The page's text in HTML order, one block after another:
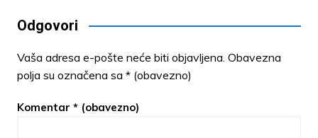
Odgovori
Vaša adresa e-pošte neće biti objavljena. Obavezna
polja su označena sa * (obavezno)
Komentar * (obavezno)